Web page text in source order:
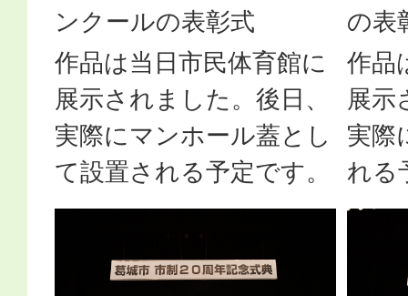
ンクールの表彰式
作品は当日市民体育館に
展示されました。後日、
実際にマンホール蓋とし
て設置される予定です。
の表
作品
展示
実際
れる